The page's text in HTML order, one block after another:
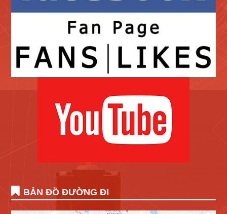
BẢN ĐỒ ĐƯỜNG ĐI